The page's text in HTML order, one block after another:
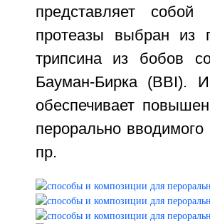
представляет
протеазы выбран из
трипсина из бобов
Бауман-Бирка (BBI).
обеспечивает
перорально
пр.